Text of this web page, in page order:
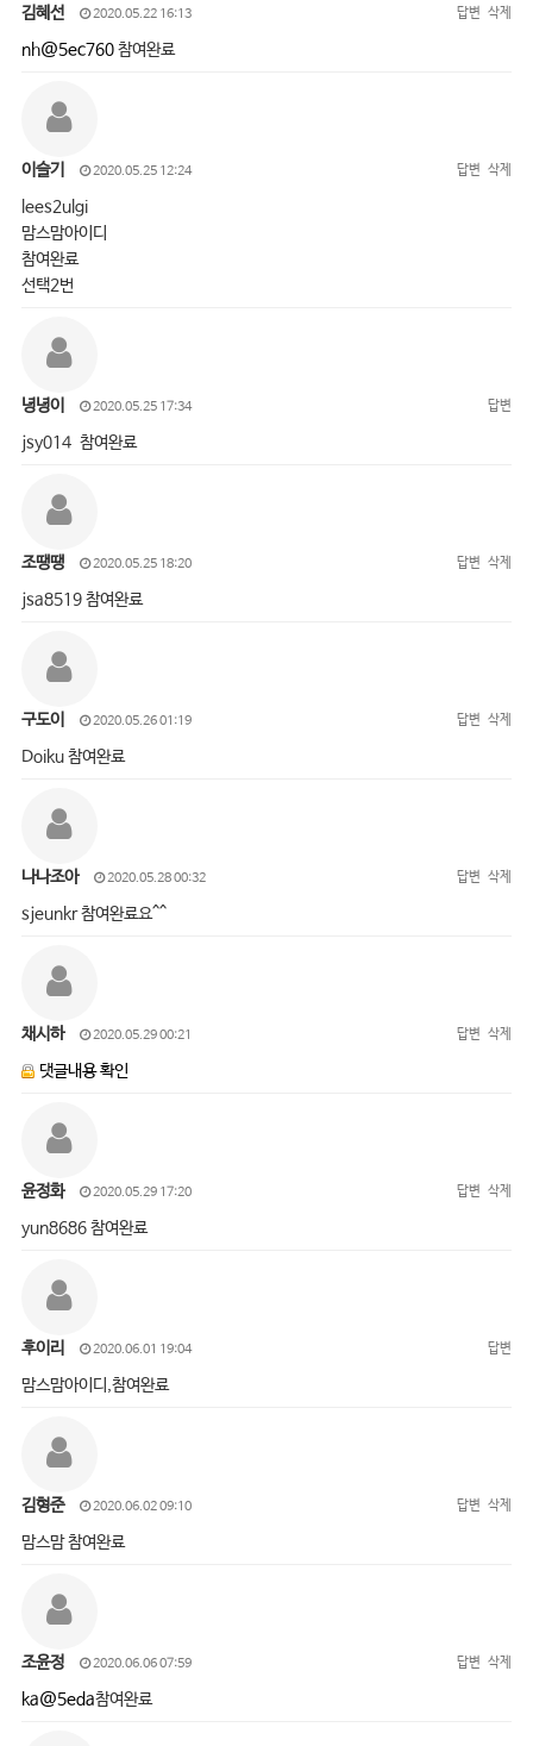
김혜선 2020.05.22 16:13 답변 삭제
nh@5ec760참여완료
이슬기 2020.05.25 12:24 답변 삭제
lees2ulgi
맘스맘아이디
참여완료
선택2번
녕녕이 2020.05.25 17:34 답변
jsy014 참여완료
조땡땡 2020.05.25 18:20 답변 삭제
jsa8519 참여완료
구도이 2020.05.26 01:19 답변 삭제
Doiku 참여완료
나나조아 2020.05.28 00:32 답변 삭제
sjeunkr 참여완료요^^
채시하 2020.05.29 00:21 답변 삭제
댓글내용 확인
윤정화 2020.05.29 17:20 답변 삭제
yun8686 참여완료
후이리 2020.06.01 19:04 답변
맘스맘아이디,참여완료
김형준 2020.06.02 09:10 답변 삭제
맘스맘 참여완료
조윤정 2020.06.06 07:59 답변 삭제
ka@5eda참여완료